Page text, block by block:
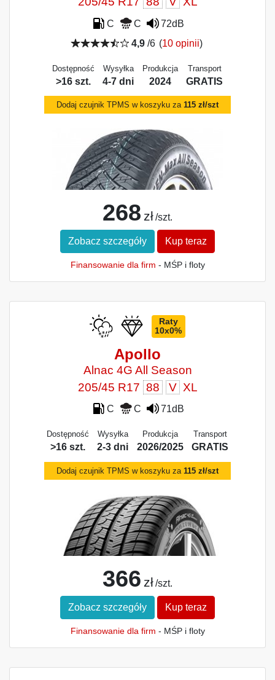
C C
72dB
4,9/6 (10 opinii)
Dostępność
>16 szt.
Wysyłka
4-7 dni
Produkcja
2024
Transport
GRATIS
Dodaj czujnik TPMS w koszyku za 115 zł/szt
268 zł /szt.
Zobacz szczegóły Kup teraz
Finansowanie dla firm - MŚP i floty
Raty
10x0%
Apollo
Alnac 4G All Season
205/45 R17 88 V XL
C C 71dB
Dostępność
>16 szt.
Wysyłka
2-3 dni
Produkcja
2026/2025
Transport
GRATIS
Dodaj czujnik TPMS w koszyku za 115 zł/szt
366 zł /szt.
Zobacz szczegóły Kup teraz
Finansowanie dla firm - MŚP i floty